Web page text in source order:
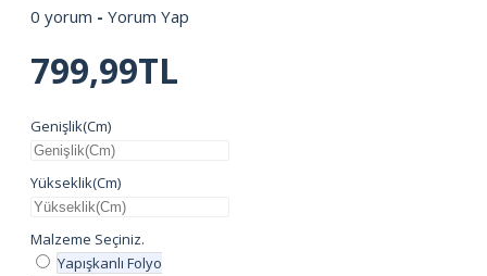
0 yorum - Yorum Yap
799,99TL
Genişlik(Cm)
Yükseklik(Cm)
Malzeme Seçiniz.
Yapışkanlı Folyo